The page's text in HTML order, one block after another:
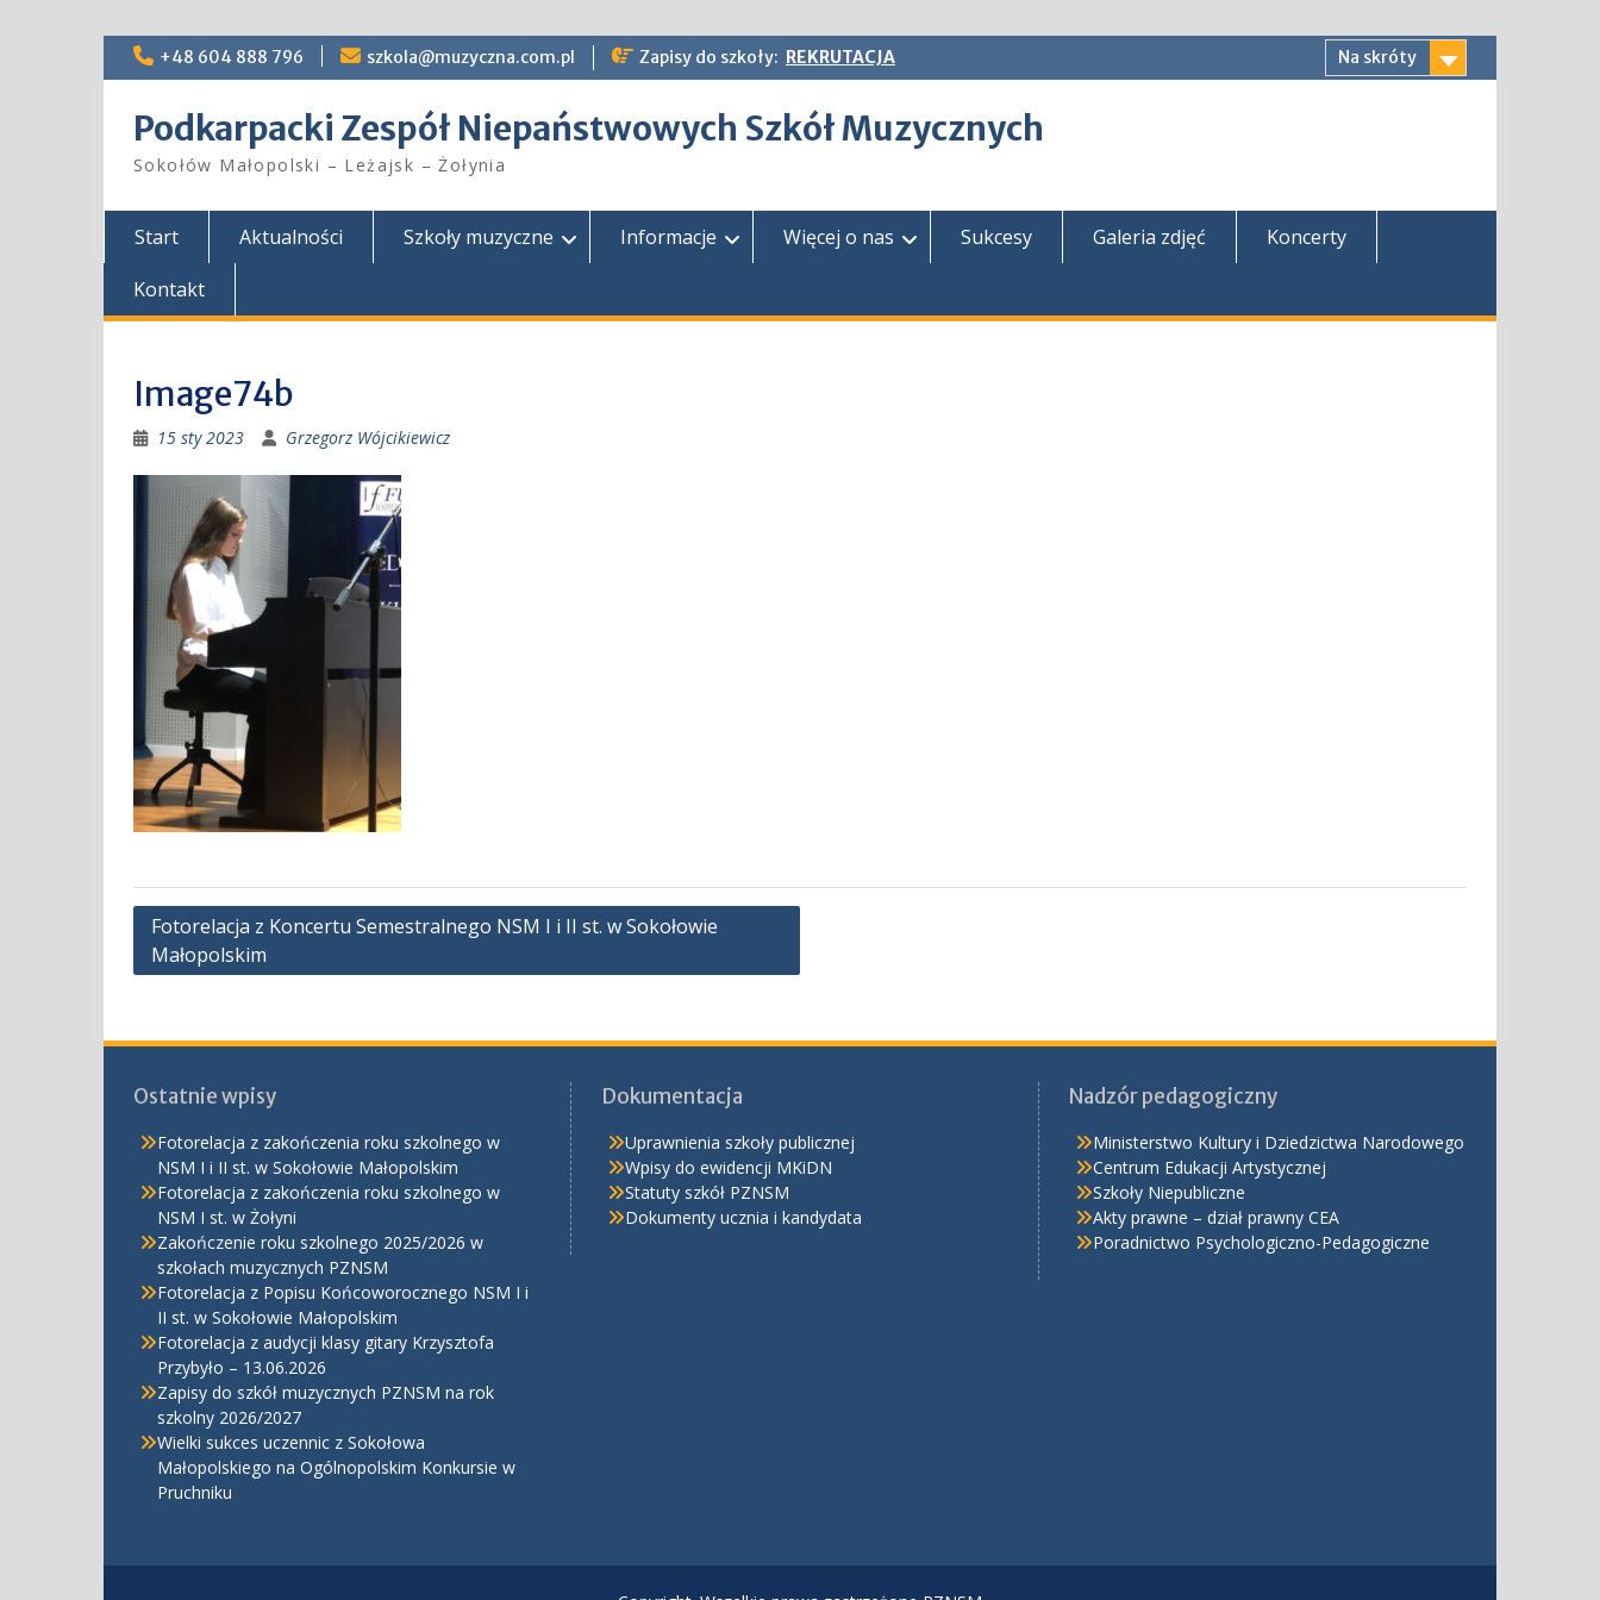
Skip
+48 604 888 796 szkola@muzyczna.com.pl Zapisy do szkoły: REKRUTACJA Na skróty
Podkarpacki Zespół Niepaństwowych Szkół Muzycznych
Sokołów Małopolski – Leżajsk – Żołynia
Start Aktualności Szkoły muzyczne Informacje Więcej o nas Sukcesy Galeria zdjęć
Koncerty
Kontakt
Image74b
15 sty 2023 Grzegorz Wójcikiewicz
Nawigacja
wpisu
Fotorelacja z Koncertu Semestralnego NSM I i II st. w Sokołowie
Małopolskim
Ostatnie wpisy
Fotorelacja z zakończenia roku szkolnego w
NSM I i II st. w Sokołowie Małopolskim
Fotorelacja z zakończenia roku szkolnego w
NSM I st. w Żołyni
Zakończenie roku szkolnego 2025/2026 w
szkołach muzycznych PZNSM
Fotorelacja z Popisu Końcoworocznego NSM I i
II st. w Sokołowie Małopolskim
Fotorelacja z audycji klasy gitary Krzysztofa
Przybyło – 13.06.2026
Zapisy do szkół muzycznych PZNSM na rok
szkolny 2026/2027
Wielki sukces uczennic z Sokołowa
Małopolskiego na Ogólnopolskim Konkursie w
Pruchniku
Dokumentacja
Uprawnienia szkoły publicznej
Wpisy do ewidencji MKiDN
Statuty szkół PZNSM
Dokumenty ucznia i kandydata
Nadzór pedagogiczny
Ministerstwo Kultury i Dziedzictwa Narodowego
Centrum Edukacji Artystycznej
Szkoły Niepubliczne
Akty prawne – dział prawny CEA
Poradnictwo Psychologiczno-Pedagogiczne